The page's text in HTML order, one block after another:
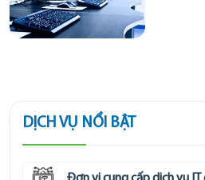
DỊCH VỤ NỔI BẬT